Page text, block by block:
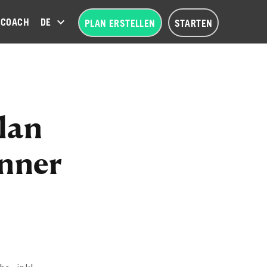
COACH DEUTSCH (DE)PLAN ERSTELLEN STARTEN